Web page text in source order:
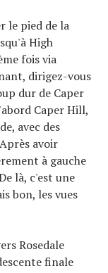
le pied de la
High
fois via
dirigez-vous
dur de Caper
Caper Hill,
avec des
avoir
à gauche
là, c'est une
bon, les vues
Rosedale
finale